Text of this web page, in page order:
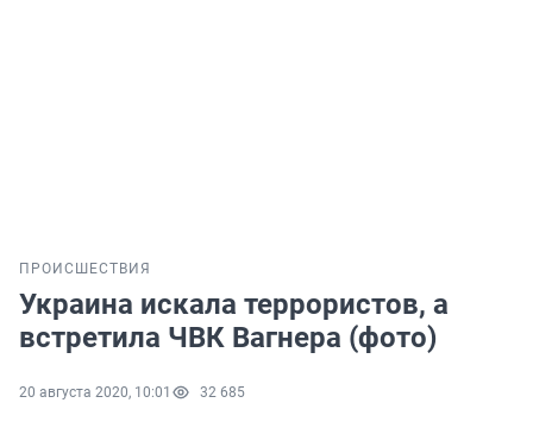
ПРОИСШЕСТВИЯ
Украина искала террористов, а
встретила ЧВК Вагнера (фото)
20 августа 2020, 10:01 32 685